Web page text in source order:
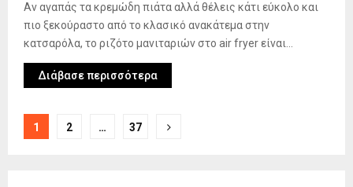
Αν αγαπάς τα κρεμώδη πιάτα αλλά θέλεις κάτι εύκολο και
πιο ξεκούραστο από το κλασικό ανακάτεμα στην
κατσαρόλα, το ριζότο μανιταριών στο air fryer είναι...
Διάβασε περισσότερα
Σελιδοποίηση
1 2 … 37